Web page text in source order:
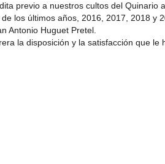
previo a nuestros cultos del
los últimos años, 2016, 2017, 2018 y
Antonio Huguet Pretel.
la disposición y la satisfacción que